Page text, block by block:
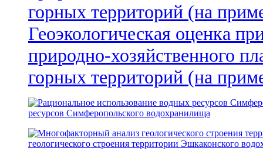
Геоэкологическая оценка
природно-хозяйственного
горных территорий (на
ресурсов Симферопольского водохранилища
геологического строения территории Эшкаконского